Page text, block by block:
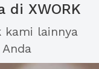
di XWORK
kami lainnya